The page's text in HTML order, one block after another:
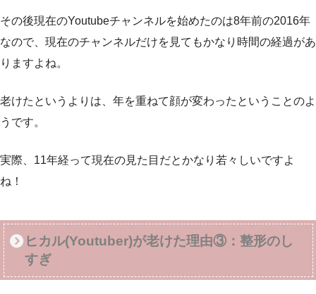
その後現在のYoutubeチャンネルを始めたのは8年前の2016年
なので、現在のチャンネルだけを見てもかなり時間の経過があ
りますよね。
老けたというよりは、年を重ねて顔が変わったということのよ
うです。
実際、11年経って現在の見た目だとかなり若々しいですよ
ね！
ヒカル(Youtuber)が老けた理由③：整形のし
すぎ